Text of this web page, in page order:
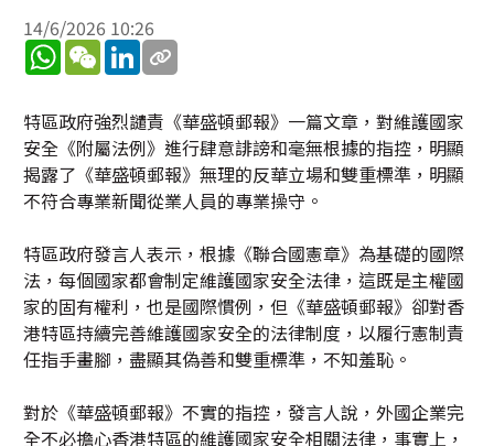
14/6/2026 10:26
WhatsApp
WeChatLinkedIn
特區政府強烈譴責《華盛頓郵報》一篇文章，對維護國家
安全《附屬法例》進行肆意誹謗和毫無根據的指控，明顯
揭露了《華盛頓郵報》無理的反華立場和雙重標準，明顯
不符合專業新聞從業人員的專業操守。
特區政府發言人表示，根據《聯合國憲章》為基礎的國際
法，每個國家都會制定維護國家安全法律，這既是主權國
家的固有權利，也是國際慣例，但《華盛頓郵報》卻對香
港特區持續完善維護國家安全的法律制度，以履行憲制責
任指手畫腳，盡顯其偽善和雙重標準，不知羞恥。
對於《華盛頓郵報》不實的指控，發言人說，外國企業完
全不必擔心香港特區的維護國家安全相關法律，事實上，